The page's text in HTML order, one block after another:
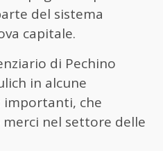
del sistema
capitale.
di Pechino
in alcune
importanti, che
nel settore delle